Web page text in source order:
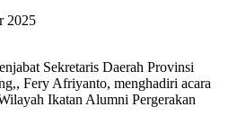
2025
Sekretaris Daerah Provinsi
Fery Afriyanto, menghadiri acara
Ikatan Alumni Pergerakan